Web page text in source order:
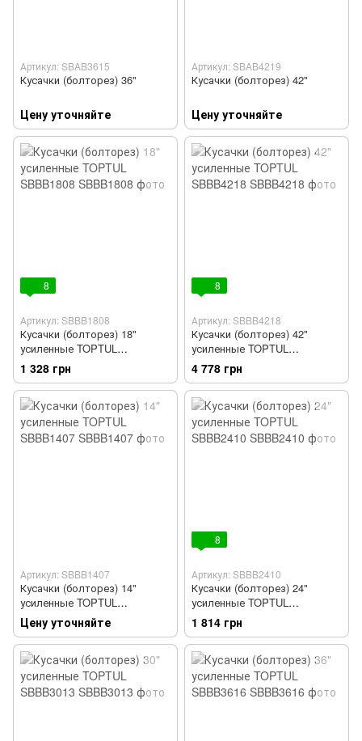
Артикул: SBAB3615
Кусачки (болторез) 36"
Цену уточняйте
Артикул: SBAB4219
Кусачки (болторез) 42"
Цену уточняйте
8
Артикул: SBBB1808
Кусачки (болторез) 18"
усиленные TOPTUL
SBBB1808
1 328 грн
8
Артикул: SBBB4218
Кусачки (болторез) 42"
усиленные TOPTUL
SBBB4218
4 778 грн
Артикул: SBBB1407
Кусачки (болторез) 14"
усиленные TOPTUL
SBBB1407
Цену уточняйте
8
Артикул: SBBB2410
Кусачки (болторез) 24"
усиленные TOPTUL
SBBB2410
1 814 грн